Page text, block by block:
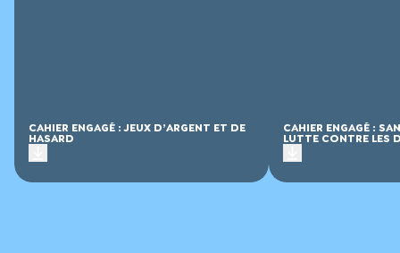
CAHIER ENGAGÉ : JEUX D’ARGENT ET DE
HASARD
CAHIER ENGAGÉ :
LUTTE CONTRE LES